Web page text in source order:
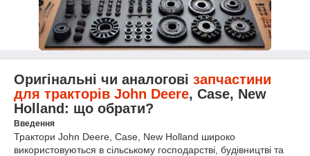
Оригінальні чи аналогові запчастини
для тракторів John Deere, Case, New
Holland: що обрати?
Введення
Трактори John Deere, Case, New Holland широко
використовуються в сільському господарстві, будівництві та